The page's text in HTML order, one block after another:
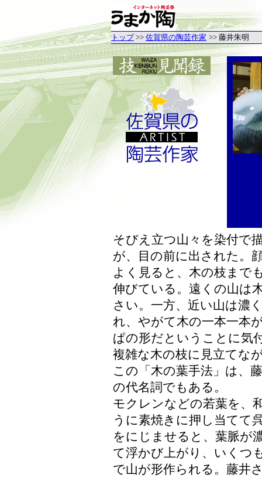
トップ>> 佐賀県の陶芸作家 >> 藤井朱明
そびえ立つ山々を染付で
が、目の前に出された。
よく見ると、木の枝まで
伸びている。遠くの山は
さい。一方、近い山は濃
れ、やがて木の一本一本
ぱの形だということに気
複雑な木の枝に見立てな
この「木の葉手法」は、
の代名詞でもある。
モクレンなどの若葉を、
うに素焼きに押し当てて
をにじませると、葉脈が
て浮かび上がり、いくつ
で山が形作られる。藤井